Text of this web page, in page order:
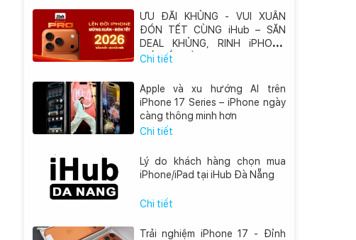
ƯU ĐÃI KHỦNG - VUI XUÂN
ĐÓN TẾT CÙNG iHub – SĂN
DEAL KHỦNG, RINH iPHONE
MỚI VỀ NHÀ
Chi tiết
Apple và xu hướng AI trên
iPhone 17 Series – iPhone ngày
càng thông minh hơn
Chi tiết
Lý do khách hàng chọn mua
iPhone/iPad tại iHub Đà Nẵng
Chi tiết
Trải nghiệm iPhone 17 - Đỉnh